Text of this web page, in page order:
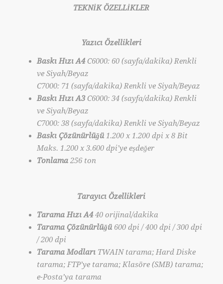
TEKNİK ÖZELLİKLER
Yazıcı Özellikleri
Baskı Hızı A4C6000: 60 (sayfa/dakika) Renkli
ve Siyah/Beyaz
C7000: 71 (sayfa/dakika) Renkli ve Siyah/Beyaz
Baskı Hızı A3C6000: 34 (sayfa/dakika) Renkli
ve Siyah/Beyaz
C7000: 38 (sayfa/dakika) Renkli ve Siyah/Beyaz
Baskı Çözünürlüğü 1.200 x 1.200 dpi x 8 Bit
Maks. 1.200 x 3.600 dpi’ye eşdeğer
Tonlama 256 ton
Tarayıcı Özellikleri
Tarama Hızı A440 orijinal/dakika
Tarama Çözünürlüğü 600 dpi / 400 dpi / 300 dpi
/ 200 dpi
Tarama Modları TWAIN tarama; Hard Diske
tarama; FTP’ye tarama; Klasöre (SMB) tarama;
e-Posta’ya tarama